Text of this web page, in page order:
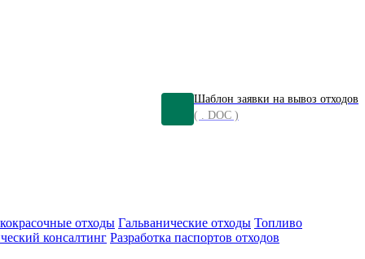
Шаблон заявки на вывоз отходов
( . DOC )
отходы Гальванические отходы Топливо
консалтинг Разработка паспортов отходов